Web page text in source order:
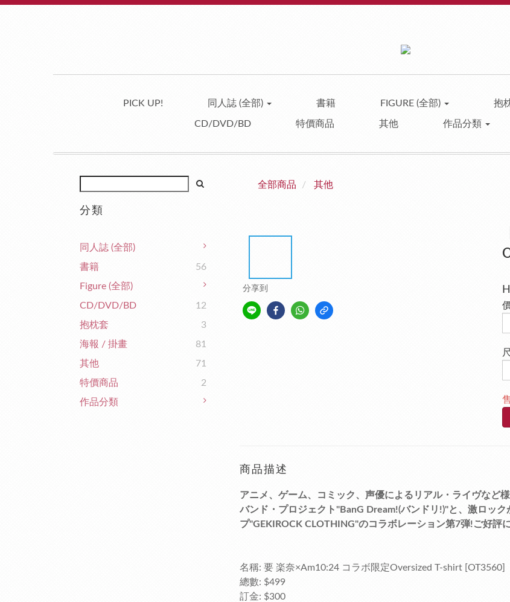
PICK UP! 同人誌 (全部) 書籍 FIGURE (全部) 抱
CD/DVD/BD 特價商品 其他 作品分類
分類
同人誌 (全部)
書籍
56
Figure (全部)
CD/DVD/BD
12
抱枕套
3
海報 / 掛畫
81
其他
71
特價商品
2
作品分類
全部商品 其他
分享到
商品描述
アニメ、ゲーム、コミック、声優によるリアル・ライヴなど
バンド・プロジェクト"BanG Dream!(バンドリ!)"と、激ロッ
プ"GEKIROCK CLOTHING"のコラボレーション第7弾!ご好評
名稱: 要 楽奈×Am10:24 コラボ限定Oversized T-shirt [OT3560]
總數: $499
訂金: $300